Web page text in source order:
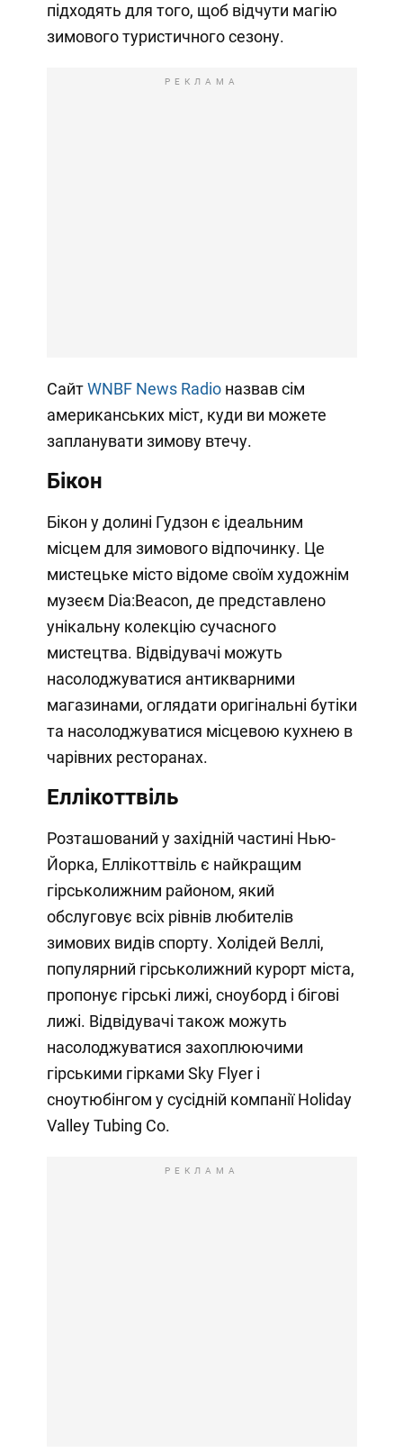
підходять для того, щоб відчути магію
зимового туристичного сезону.
РЕКЛАМА
СайтWNBF News Radioназвав сім
американських міст, куди ви можете
запланувати зимову втечу.
Бікон
Бікон у долині Гудзон є ідеальним
місцем для зимового відпочинку. Це
мистецьке місто відоме своїм художнім
музеєм Dia:Beacon, де представлено
унікальну колекцію сучасного
мистецтва. Відвідувачі можуть
насолоджуватися антикварними
магазинами, оглядати оригінальні бутіки
та насолоджуватися місцевою кухнею в
чарівних ресторанах.
Еллікоттвіль
Розташований у західній частині Нью-
Йорка, Еллікоттвіль є найкращим
гірськолижним районом, який
обслуговує всіх рівнів любителів
зимових видів спорту. Холідей Веллі,
популярний гірськолижний курорт міста,
пропонує гірські лижі, сноуборд і бігові
лижі. Відвідувачі також можуть
насолоджуватися захоплюючими
гірськими гірками Sky Flyer і
сноутюбінгом у сусідній компанії Holiday
Valley Tubing Co.
РЕКЛАМА